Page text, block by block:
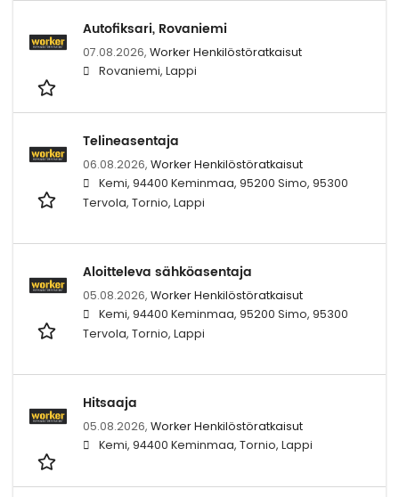
Autofiksari, Rovaniemi
07.08.2026, Worker Henkilöstöratkaisut
Rovaniemi, Lappi
Telineasentaja
06.08.2026, Worker Henkilöstöratkaisut
Kemi, 94400 Keminmaa, 95200 Simo, 95300
Tervola, Tornio, Lappi
Aloitteleva sähköasentaja
05.08.2026, Worker Henkilöstöratkaisut
Kemi, 94400 Keminmaa, 95200 Simo, 95300
Tervola, Tornio, Lappi
Hitsaaja
05.08.2026, Worker Henkilöstöratkaisut
Kemi, 94400 Keminmaa, Tornio, Lappi